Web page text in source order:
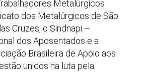
Metalúrgicos
dos Metalúrgicos de São
Cruzes, o Sindnapi –
dos Aposentados e a
Brasileira de Apoio aos
unidos na luta pela